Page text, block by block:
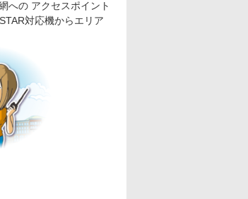
への アクセスポイント
対応機からエリア